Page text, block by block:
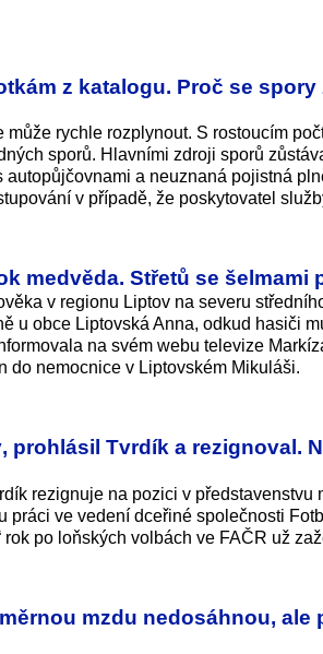
z katalogu. Proč se
rychle rozplynout. S rostoucím
sporů. Hlavními zdroji sporů
autopůjčovnami a neuznaná pojistná
v případě, že poskytovatel
medvěda. Střetů se šelmami
v regionu Liptov na severu
u obce Liptovská Anna, odkud hasiči
na svém webu televize
do nemocnice v Liptovském Mikuláši.
prohlásil Tvrdík a rezignoval.
rezignuje na pozici v představenstvu
práci ve vedení dceřiné společnosti
rok po loňských volbách ve FAČR už
mzdu nedosáhnou, ale